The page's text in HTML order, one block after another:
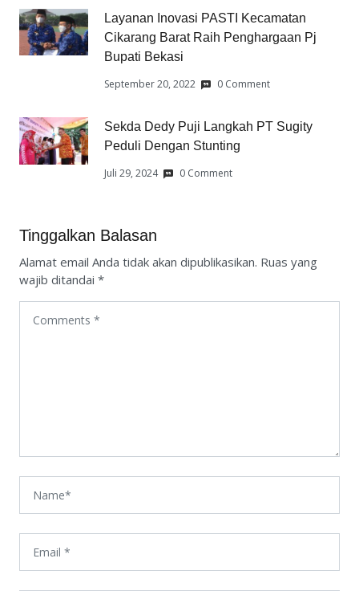
Layanan Inovasi PASTI Kecamatan
Cikarang Barat Raih Penghargaan Pj
Bupati Bekasi
September 20, 2022 0 Comment
Sekda Dedy Puji Langkah PT Sugity
Peduli Dengan Stunting
Juli 29, 2024 0 Comment
Tinggalkan Balasan
Alamat email Anda tidak akan dipublikasikan. Ruas yang
wajib ditandai *